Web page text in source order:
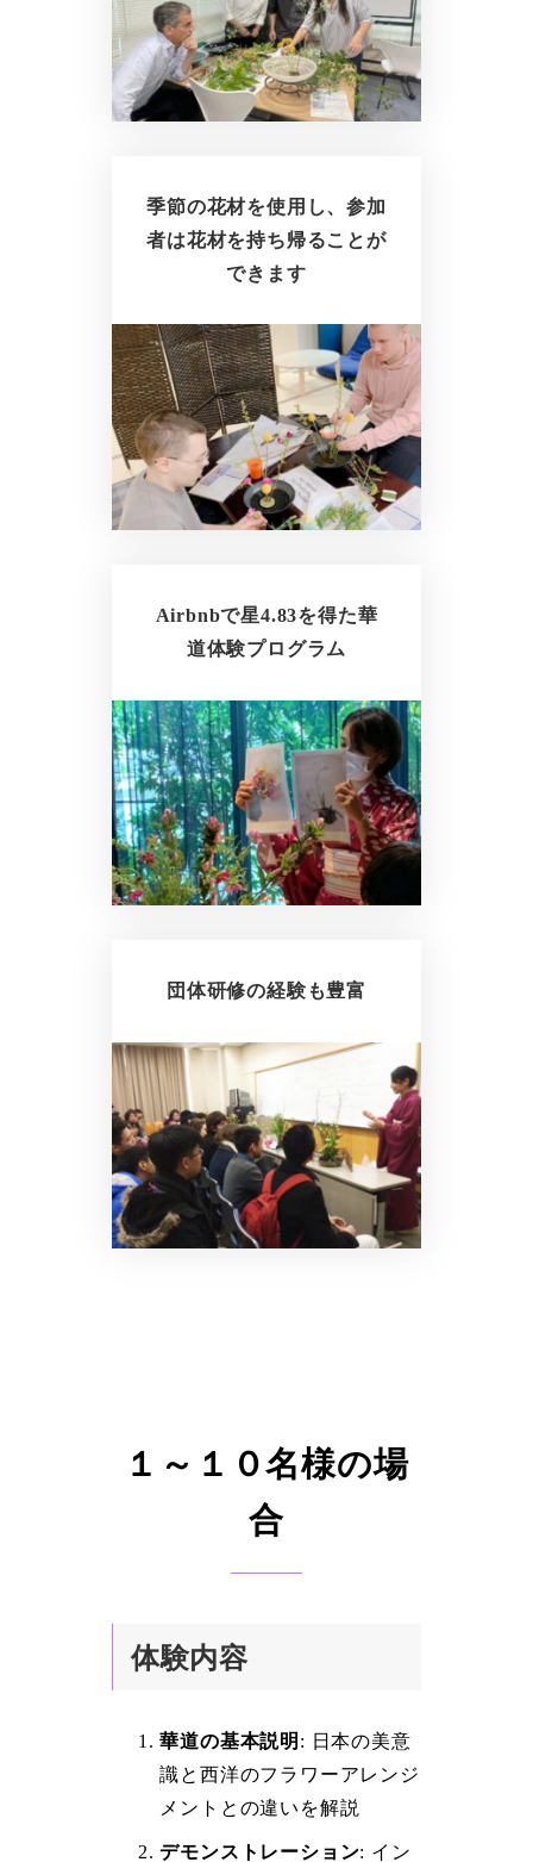
季節の花材を使用し、参加
者は花材を持ち帰ることが
できます
Airbnbで星4.83を得た華
道体験プログラム
団体研修の経験も豊富
１～１０名様の場
合
体験内容
華道の基本説明 : 日本の美意
識と西洋のフラワーアレンジ
メントとの違いを解説
デモンストレーション: イン